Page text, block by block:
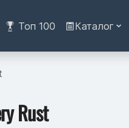
Топ 100 Каталог
Rust